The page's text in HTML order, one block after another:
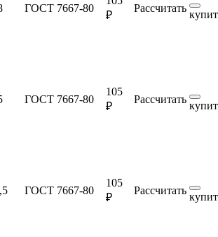
ГОСТ 7667-80
₽
Рассчитать
ГОСТ 7667-80
105
₽
Рассчитать
ГОСТ 7667-80
105
₽
Рассчитать